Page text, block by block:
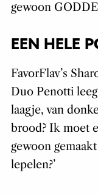
gewoon
EEN HELE
FavorFlav’s
Duo Penotti
laagje, van
brood? Ik moet
gewoon
lepelen?’